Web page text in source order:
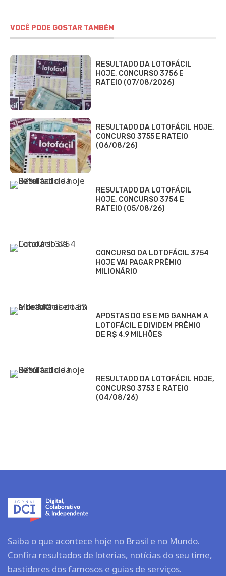
VOCÊ PODE GOSTAR TAMBÉM
RESULTADO DA LOTOFÁCIL
HOJE, CONCURSO 3756 E
RATEIO (07/08/2026)
RESULTADO DA LOTOFÁCIL HOJE,
CONCURSO 3755 E RATEIO
(06/08/26)
RESULTADO DA LOTOFÁCIL
HOJE, CONCURSO 3754 E
RATEIO (05/08/26)
CONCURSO DA LOTOFÁCIL 3754
HOJE VAI PAGAR PRÊMIO
MILIONÁRIO
APOSTAS DO ES E MG GANHAM A
LOTOFÁCIL E DIVIDEM PRÊMIO
DE R$ 4,9 MILHÕES
RESULTADO DA LOTOFÁCIL HOJE,
CONCURSO 3753 E RATEIO
(04/08/26)
Saiba o que acontece hoje no Brasil e no Mundo.
Confira resultados de loterias, notícias do seu time,
bastidores dos famosos e guias de serviços.